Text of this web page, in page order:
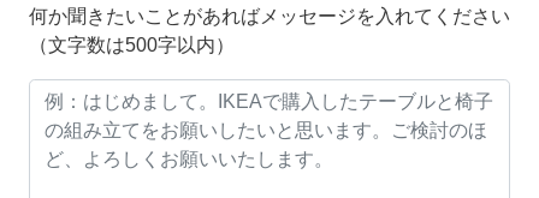
何か聞きたいことがあればメッセージを入れてください
（文字数は500字以内）